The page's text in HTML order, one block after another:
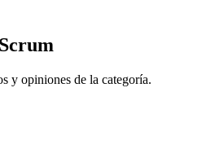
Scrum
y opiniones de la categoría.